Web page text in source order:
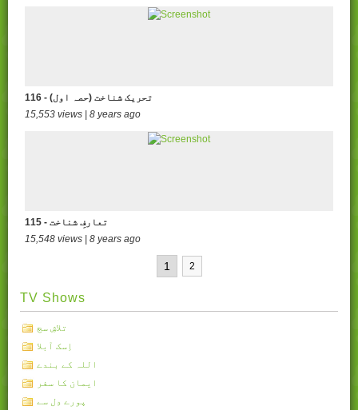
116 - تحریک شناخت (حصہ اول)
15,553 views | 8 years ago
115 - تعارفِ شناخت
15,548 views | 8 years ago
1 2
TV Shows
تلاشِ سچ
اِسک آبلا
اللہ کے بندے
ایمان کا سفر
پورے دِل سے